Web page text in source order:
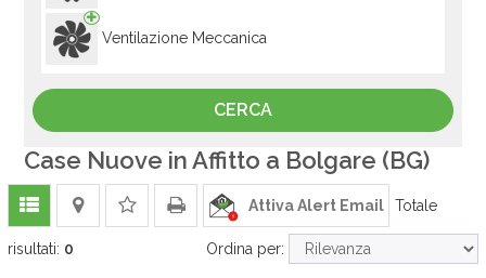
Ventilazione Meccanica
Case Nuove in Affitto a Bolgare (BG)
Attiva Alert Email Totale
risultati: 0 Ordina per: